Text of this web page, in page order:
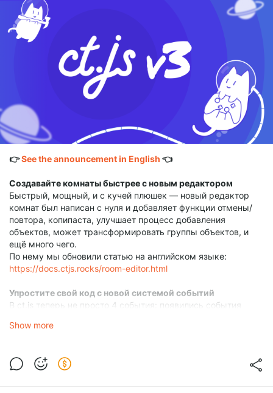
👉See the announcement in English 👈
Создавайте комнаты быстрее с новым редактором
Быстрый, мощный, и с кучей плюшек — новый редактор
комнат был написан с нуля и добавляет функции отмены/
повтора, копипаста, улучшает процесс добавления
объектов, может трансформировать группы объектов, и
ещё много чего.
По нему мы обновили статью на английском языке:
https://docs.ctjs.rocks/room-editor.html
Упростите свой код с новой системой событий
В ct.js теперь не просто 4 события: появились события
ct.place), физики (с ct.matter) и Действий, а старые события
Система полностью расширяема — это значит, что
Show more